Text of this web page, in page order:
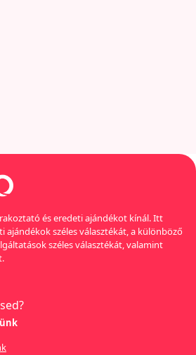
és eredeti ajándékot kínál. Itt
ajándékok széles választékát, a különböző
széles választékát, valamint